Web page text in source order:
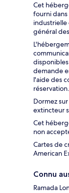
Cet
fourni dans
industrielle
général
demande
l'aide des
réservation.
Dormez
extincteur
Cet
non
Cartes de
American
Connu
Ramada